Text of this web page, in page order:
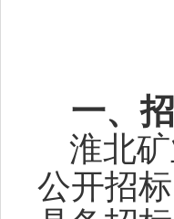
一、
淮北
公开招标